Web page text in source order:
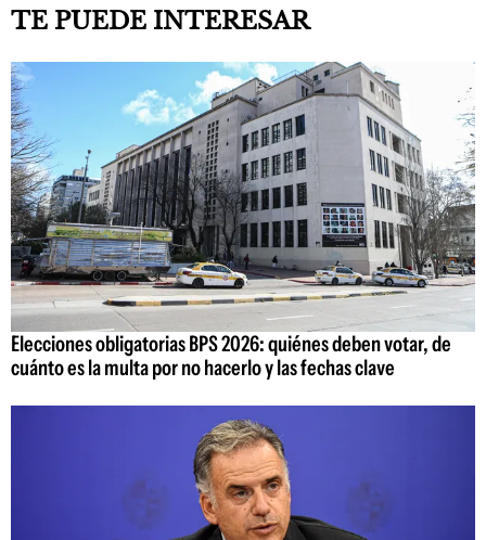
TE PUEDE INTERESAR
Elecciones obligatorias BPS 2026: quiénes deben votar, de
cuánto es la multa por no hacerlo y las fechas clave